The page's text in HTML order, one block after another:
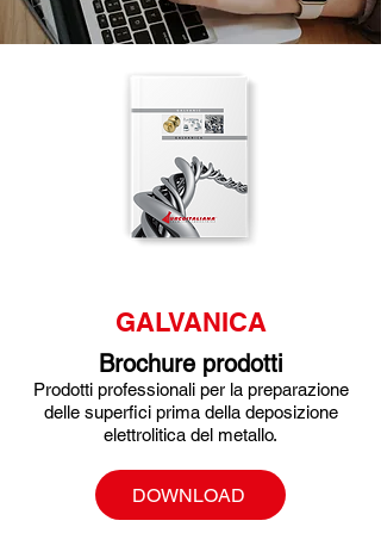
GALVANICA
Brochure prodotti
Prodotti professionali per la preparazione
delle superfici prima della deposizione
elettrolitica del metallo.
DOWNLOAD